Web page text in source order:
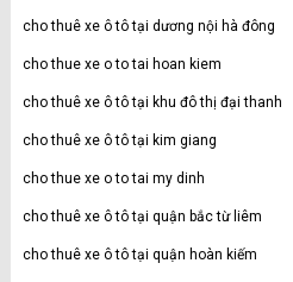
cho thuê xe ô tô tại dương nội hà đông
cho thue xe o to tai hoan kiem
cho thuê xe ô tô tại khu đô thị đại thanh
cho thuê xe ô tô tại kim giang
cho thue xe o to tai my dinh
cho thuê xe ô tô tại quận bắc từ liêm
cho thuê xe ô tô tại quận hoàn kiếm